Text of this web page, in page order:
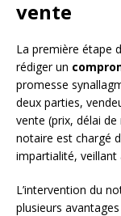
vente
La première étape
rédiger un
promesse
deux parties,
vente (prix, délai
notaire est chargé
impartialité, veillant
L’intervention du
plusieurs avantages